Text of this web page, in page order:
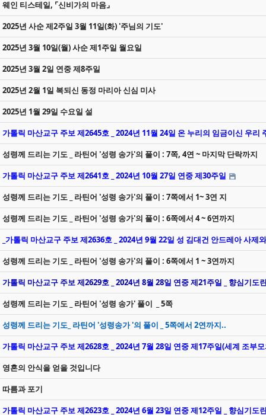
웨인 티스테일, ⌜신비가의 마음⌟
2025년 사순 제2주일 3월 11일(화) '주님의 기도'
2025년 3월 10일(월) 사순 제1주일 월요일
2025년 3월 2일 연중 제8주일
2025년 2월 1일 복되신 동정 마리아 신심 미사
2025년 1월 29일 수요일 설
가톨릭 마산교구 주보 제2645호 _ 2024년 11월 24일 온 누리의 임금이신 우리
성령께 드리는 기도 _ 라틴어 '성령 송가'의 풀이 : 7쪽, 4연 ~ 마지막 단락까지
가톨릭 마산교구 주보 제2641호 _ 2024년 10월 27일 연중 제30주일
성령께 드리는 기도 _ 라틴어 '성령 송가'의 풀이 : 7쪽에서 1~ 3연 지
성령께 드리는 기도 _ 라틴어 '성령 송가'의 풀이 : 6쪽에서 4 ~ 6연까지
_가톨릭 마산교구 주보 제2636호 _ 2024년 9월 22일 성 김대건 안드레아 사
성령께 드리는 기도 _ 라틴어 '성령 송가'의 풀이 : 6쪽에서 1 ~ 3연까지
가톨릭 마산교구 주보 제2629호 _ 2024년 8월 28일 연중 제21주일 _ 향심기도
성령께 드리는 기도 _ 라틴어 '성령 송가' 풀이 _ 5쪽
성령께 드리는 기도_ 라틴어 '성령송가 '의 풀이 _ 5쪽에서 2연까지..
가톨릭 마산교구 주보 제2628호 _ 2024년 7월 28일 연중 제17주일(세계 조부
영혼의 안식을 얻을 것입니다
따름과 포기
가톨릭 마산교구 주보 제2623호 _ 2024년 6월 23일 연중 제12주일 _ 향심기도